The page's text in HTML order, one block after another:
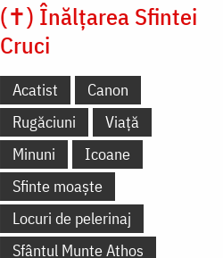
(✝) Înălțarea Sfintei
Cruci
Acatist
Canon
Rugăciuni
Viață
Minuni
Icoane
Sfinte moaște
Locuri de pelerinaj
Sfântul Munte Athos